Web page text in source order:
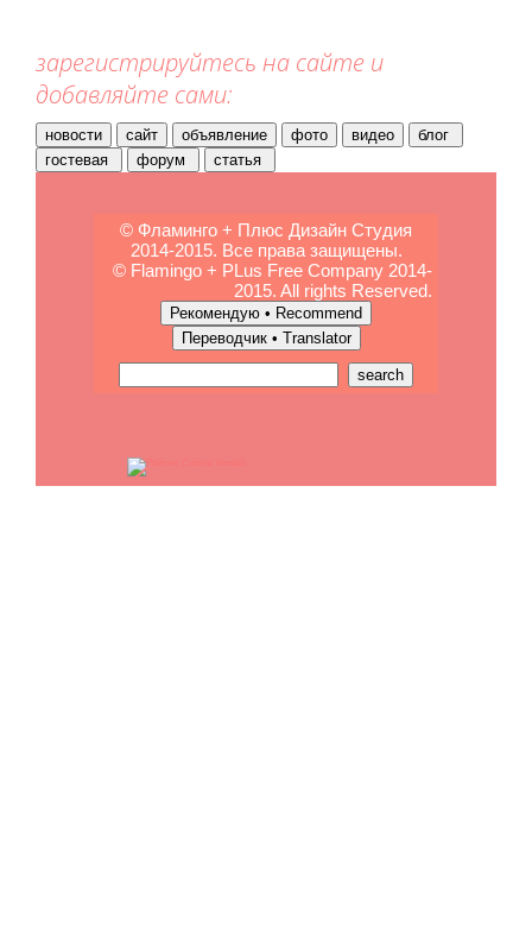
зарегистрируйтесь на сайте и
добавляйте сами:
© Фламинго + Плюс Дизайн Студия
2014-2015. Все права защищены.
© Flamingo + PLus Free Company 2014-
2015. All rights Reserved.